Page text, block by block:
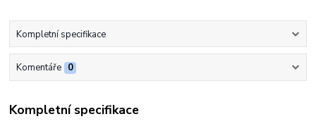
Kompletní specifikace
Komentáře 0
Kompletní specifikace